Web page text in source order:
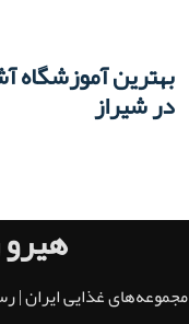
بهترین آموزشگاه
در شیراز
غذایی ایران |